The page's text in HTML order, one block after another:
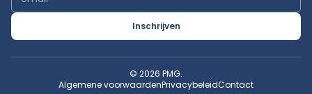
Inschrijven
© 2026 PMG.
Algemene voorwaardenPrivacybeleidContact